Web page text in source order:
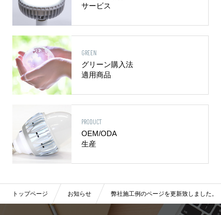
サービス
GREEN
グリーン購入法
適用商品
PRODUCT
OEM/ODA
生産
トップページ お知らせ 弊社施工例のページを更新致しました。